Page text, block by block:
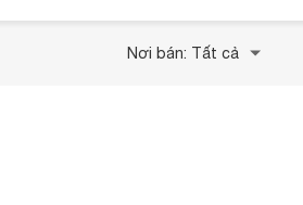
Nơi bán: Tất cả